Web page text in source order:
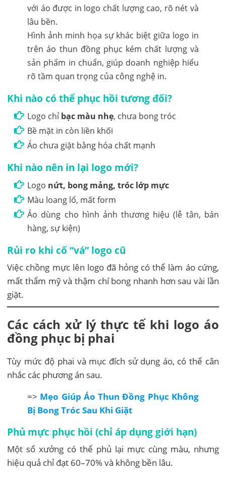
Hình ảnh minh họa sự khác biệt giữa logo in
trên áo thun đồng phục kém chất lượng và
sản phẩm in chuẩn, giúp doanh nghiệp hiểu
rõ tầm quan trọng của công nghệ in.
Khi nào có thể phục hồi tương đối?
Logo chỉ bạc màu nhẹ, chưa bong tróc
Bề mặt in còn liền khối
Áo chưa giặt bằng hóa chất mạnh
Khi nào nên in lại logo mới?
Logo nứt, bong mảng, tróc lớp mực
Màu loang lổ, mất form
Áo dùng cho hình ảnh thương hiệu (lễ tân, bán
hàng, sự kiện)
Rủi ro khi cố “vá” logo cũ
Việc chồng mực lên logo đã hỏng có thể làm áo cứng,
mất thẩm mỹ và thậm chí bong nhanh hơn sau vài lần
giặt.
Các cách xử lý thực tế khi logo áo
đồng phục bị phai
Tùy mức độ phai và mục đích sử dụng áo, có thể cân
nhắc các phương án sau.
=> Mẹo Giúp Áo Thun Đồng Phục Không
Bị Bong Tróc Sau Khi Giặt
Phủ mực phục hồi (chỉ áp dụng giới hạn)
Một số xưởng có thể phủ lại mực cùng màu, nhưng
hiệu quả chỉ đạt 60–70% và không bền lâu.